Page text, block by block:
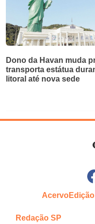
Dono da Havan muda
transporta estátua
litoral até nova sede
Acervo
Redação SP